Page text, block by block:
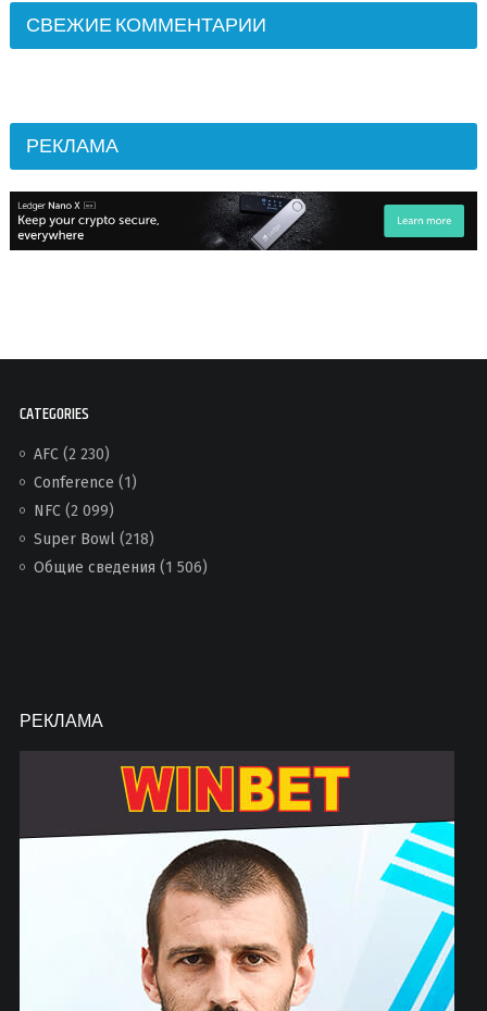
СВЕЖИЕ КОММЕНТАРИИ
РЕКЛАМА
CATEGORIES
AFC(2 230)
Conference (1)
NFC(2 099)
Super Bowl(218)
Общие сведения (1 506)
РЕКЛАМА